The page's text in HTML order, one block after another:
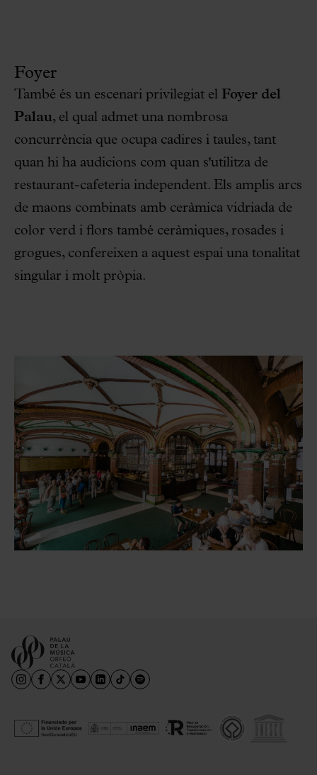
Foyer
També és un escenari privilegiat el Foyer del
Palau, el qual admet una nombrosa
concurrència que ocupa cadires i taules, tant
quan hi ha audicions com quan s'utilitza de
restaurant-cafeteria independent. Els amplis arcs
de maons combinats amb ceràmica vidriada de
color verd i flors també ceràmiques, rosades i
grogues, confereixen a aquest espai una tonalitat
singular i molt pròpia.